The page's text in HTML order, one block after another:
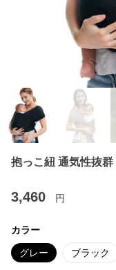
抱っこ紐 通気性抜
3,460 円
カラー
グレー ブラック